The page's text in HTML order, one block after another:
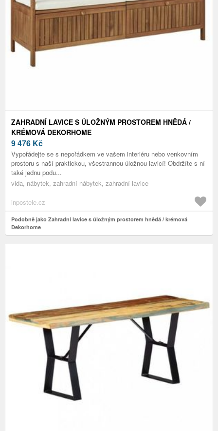
ZAHRADNÍ LAVICE S ÚLOŽNÝM PROSTOREM HNĚDÁ /
KRÉMOVÁ DEKORHOME
9 476 Kč
Vypořádejte se s nepořádkem ve vašem interiéru nebo venkovním
prostoru s naší praktickou, všestrannou úložnou lavicí! Obdržíte s ní
také jednu podu...
vida, nábytek, zahradní nábytek, zahradní lavice
inpostele.cz
Podobně jako Zahradní lavice s úložným prostorem hnědá / krémová
Dekorhome